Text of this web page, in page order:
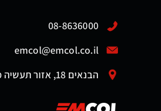
08-8636000
emcol@emcol.co.il
הבנאים 18, אזור תעשיה כבדה ת.ד 12461, אשדוד 7761116